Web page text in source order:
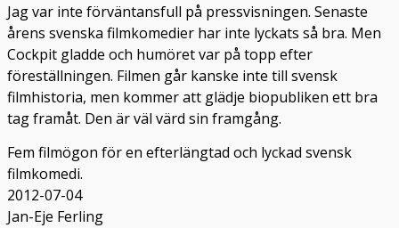
Jag var inte förväntansfull på pressvisningen. Senaste
årens svenska filmkomedier har inte lyckats så bra. Men
Cockpit gladde och humöret var på topp efter
föreställningen. Filmen går kanske inte till svensk
filmhistoria, men kommer att glädje biopubliken ett bra
tag framåt. Den är väl värd sin framgång.
Fem filmögon för en efterlängtad och lyckad svensk
filmkomedi.
2012-07-04
Jan-Eje Ferling